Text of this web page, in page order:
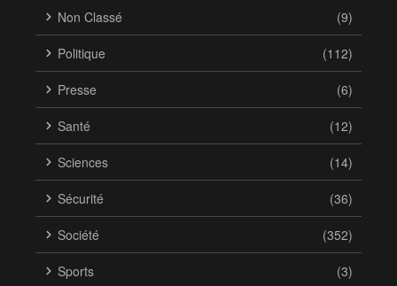
Non Classé (9)
Politique (112)
Presse (6)
Santé (12)
Sciences (14)
Sécurité (36)
Société (352)
Sports (3)